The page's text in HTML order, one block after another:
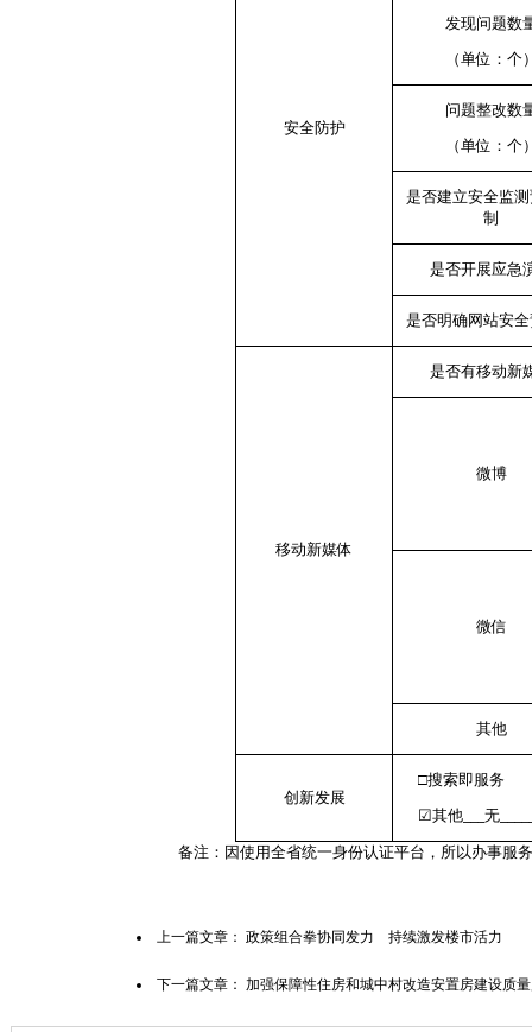
安全防护
发现问题数
（单位：个
问题整改数
（单位：个
是否建立安全监
制
是否开展应急
是否明确网站安
移动新媒体
是否有移动新
微博
微信
其他
创新发展
□搜索即服
☑其他__ 无___
备注：因使用全省统一身份认证平台，所以办事服务的注
上一篇文章： 政策组合拳协同发力 持续激发楼市活力
下一篇文章： 加强保障性住房和城中村改造安置房建设质